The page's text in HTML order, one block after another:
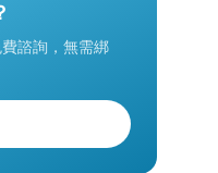
諮詢，無需綁